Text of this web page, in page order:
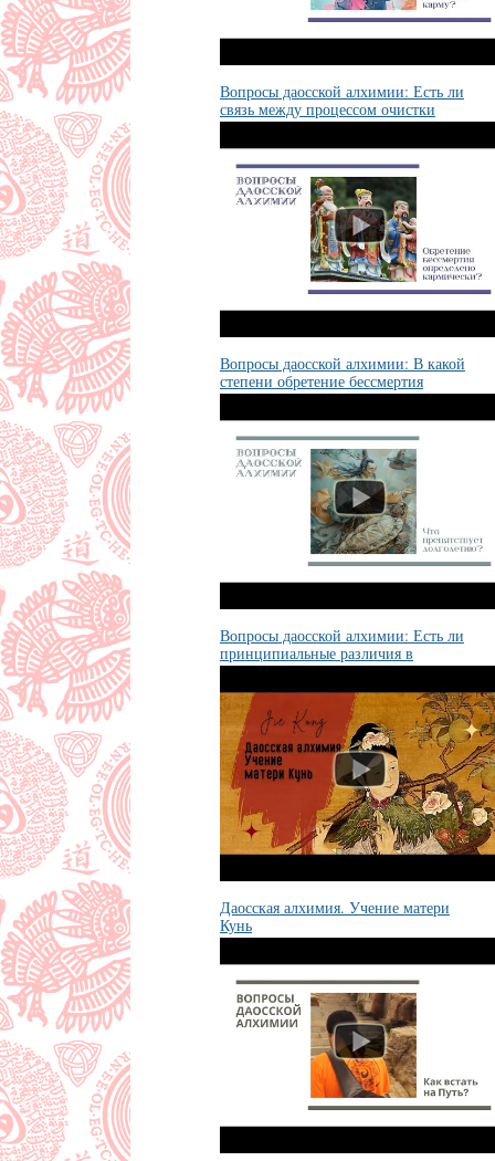
Вопросы даосской алхимии: Есть ли
связь между процессом очистки
костного мозга и кармой?
Вопросы даосской алхимии: В какой
степени обретение бессмертия
определено кармически?
Вопросы даосской алхимии: Есть ли
принципиальные различия в
концепции бессмертия и долголетия?
Даосская алхимия. Учение матери
Кунь